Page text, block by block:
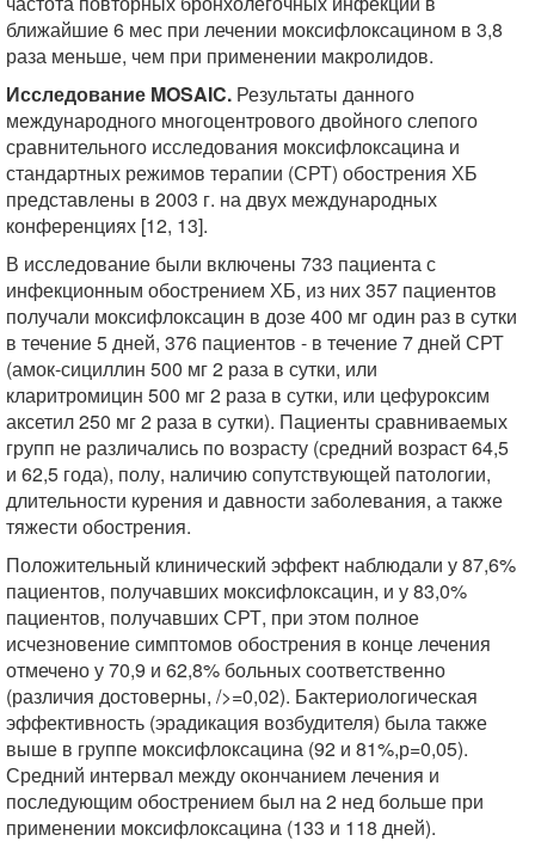
ближайшие 6 мес при лечении моксифлоксацином в 3,8
раза меньше, чем при применении макролидов.
Исследование MOSAIC. Результаты данного
международного многоцентрового двойного слепого
сравнительного исследования моксифлоксацина и
стандартных режимов терапии (СРТ) обострения ХБ
представлены в 2003 г. на двух международных
конференциях [12, 13].
В исследование были включены 733 пациента с
инфекционным обострением ХБ, из них 357 пациентов
получали моксифлоксацин в дозе 400 мг один раз в сутки
в течение 5 дней, 376 пациентов - в течение 7 дней СРТ
(амок-сициллин 500 мг 2 раза в сутки, или
кларитромицин 500 мг 2 раза в сутки, или цефуроксим
аксетил 250 мг 2 раза в сутки). Пациенты сравниваемых
групп не различались по возрасту (средний возраст 64,5
и 62,5 года), полу, наличию сопутствующей патологии,
длительности курения и давности заболевания, а также
тяжести обострения.
Положительный клинический эффект наблюдали у 87,6%
пациентов, получавших моксифлоксацин, и у 83,0%
пациентов, получавших СРТ, при этом полное
исчезновение симптомов обострения в конце лечения
отмечено у 70,9 и 62,8% больных соответственно
(различия достоверны, />=0,02). Бактериологическая
эффективность (эрадикация возбудителя) была также
выше в группе моксифлоксацина (92 и 81%,р=0,05).
Средний интервал между окончанием лечения и
последующим обострением был на 2 нед больше при
применении моксифлоксацина (133 и 118 дней).